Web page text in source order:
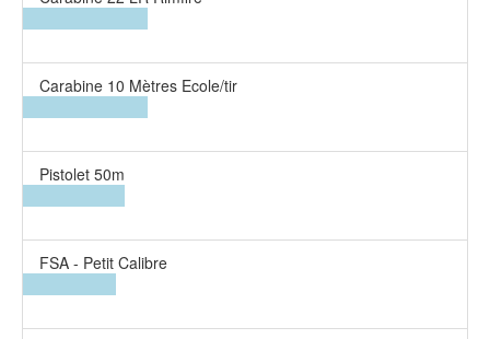
Carabine 10 Mètres Ecole/tir
Pistolet 50m
FSA - Petit Calibre